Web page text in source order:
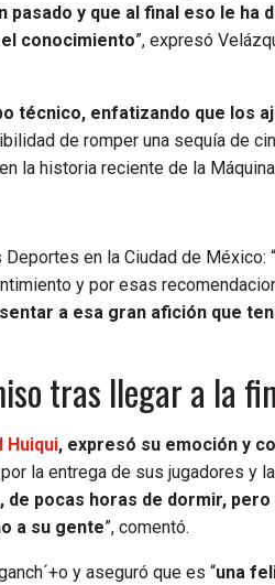
y que al final eso le ha
conocimiento”, expresó
técnico, enfatizando que los
de romper una sequía de
la historia reciente de la
en la Ciudad de México:
y por esas
a esa gran afición que
tras llegar a la
Huiqui, expresó su emoción y
la entrega de sus jugadores y
de pocas horas de dormir,
a su gente”, comentó.
y aseguró que es “una